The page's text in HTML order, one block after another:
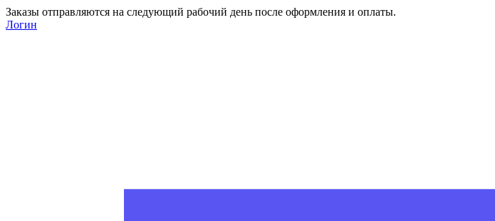
Заказы отправляются на следующий рабочий день после оформления и оплаты.
Логин